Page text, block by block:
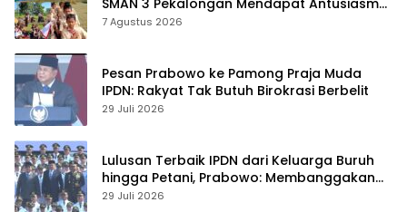
SMAN 3 Pekalongan Mendapat Antusiasme
dan Respon Positif Orang Tua Murid
7 Agustus 2026
Pesan Prabowo ke Pamong Praja Muda
IPDN: Rakyat Tak Butuh Birokrasi Berbelit
29 Juli 2026
Lulusan Terbaik IPDN dari Keluarga Buruh
hingga Petani, Prabowo: Membanggakan
Hati Saya
29 Juli 2026